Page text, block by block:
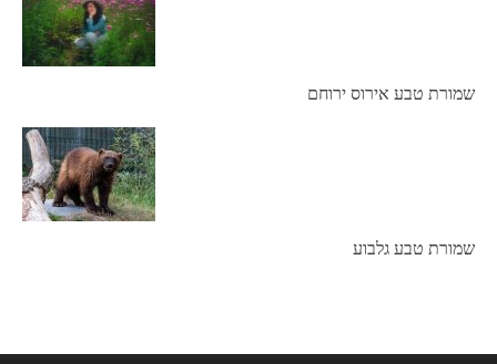
שמורת טבע אירוס ירוחם
שמורת טבע גלבוע